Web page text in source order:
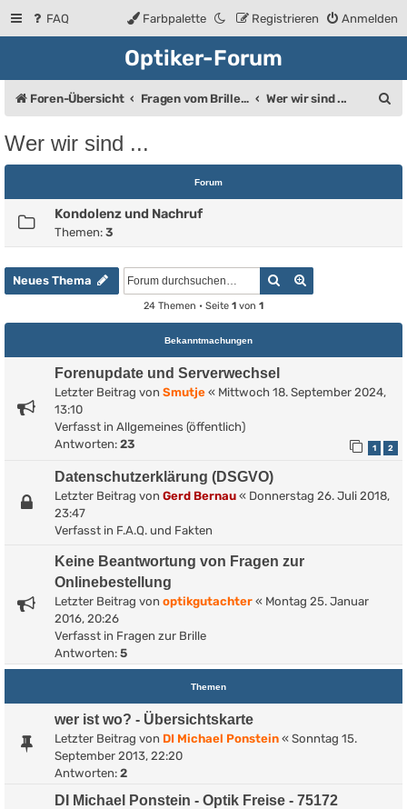
FAQ Anmelden
Registrieren
Farbpalette
Optiker-Forum
Foren-Übersicht Fragen vom Brillenträger an den Augenoptiker Wer wir sind ...
e
Wer wir sind ...
Forum
Kondolenz und Nachruf
Themen: 3
Neues Thema Suche
24 Themen • Seite 1 von 1
Bekanntmachungen
Forenupdate und Serverwechsel
Letzter Beitrag von Smutje « Mittwoch 18. September 2024,
13:10
Verfasst in Allgemeines (öffentlich)
Antworten: 23 1 2
Datenschutzerklärung (DSGVO)
Letzter Beitrag von Gerd Bernau « Donnerstag 26. Juli 2018,
23:47
Verfasst in F.A.Q. und Fakten
Keine Beantwortung von Fragen zur
Onlinebestellung
Letzter Beitrag von optikgutachter « Montag 25. Januar
2016, 20:26
Verfasst in Fragen zur Brille
Antworten: 5
Themen
wer ist wo? - Übersichtskarte
Letzter Beitrag von DI Michael Ponstein « Sonntag 15.
September 2013, 22:20
Antworten: 2
DI Michael Ponstein - Optik Freise - 75172